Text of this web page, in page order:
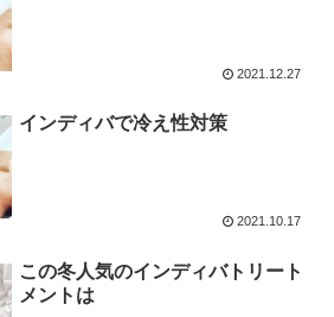
2021.12.27
インディバで冷え性対策
2021.10.17
この冬人気のインディバトリート
メントは